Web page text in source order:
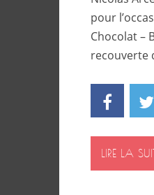
pour
Chocolat –
recouverte
LIRE LA